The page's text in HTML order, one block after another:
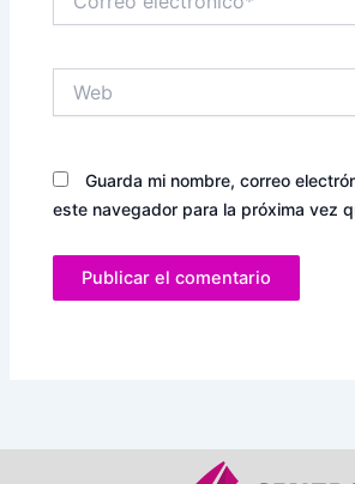
electrónico*
Guarda mi nombre, correo
este navegador para la próxima vez